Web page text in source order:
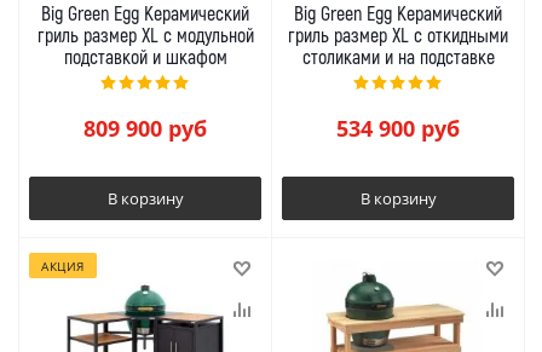
Big Green Egg Керамический
гриль размер XL с модульной
подставкой и шкафом
809 900 руб
В корзину
Big Green Egg Керамический
гриль размер XL с откидными
столиками и на подставке
534 900 руб
В корзину
АКЦИЯ